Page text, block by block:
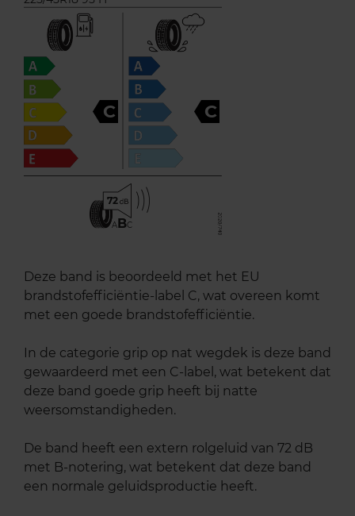
C C
72
ABC
Deze band is beoordeeld met het EU
brandstofefficiëntie-label C, wat overeen komt
met een goede brandstofefficiëntie.
In de categorie grip op nat wegdek is deze band
gewaardeerd met een C-label, wat betekent dat
deze band goede grip heeft bij natte
weersomstandigheden.
De band heeft een extern rolgeluid van 72 dB
met B-notering, wat betekent dat deze band
een normale geluidsproductie heeft.